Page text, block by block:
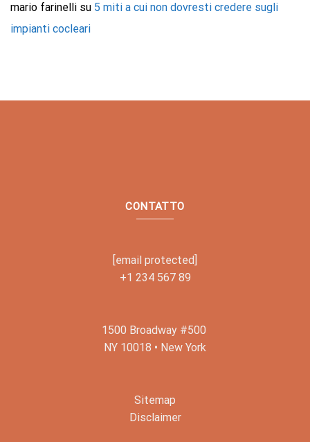
mario farinelli su 5 miti a cui non dovresti credere sugli
impianti cocleari
CONTATTO
[email protected]
+1 234 567 89
1500 Broadway #500
NY 10018 • New York
Sitemap
Disclaimer